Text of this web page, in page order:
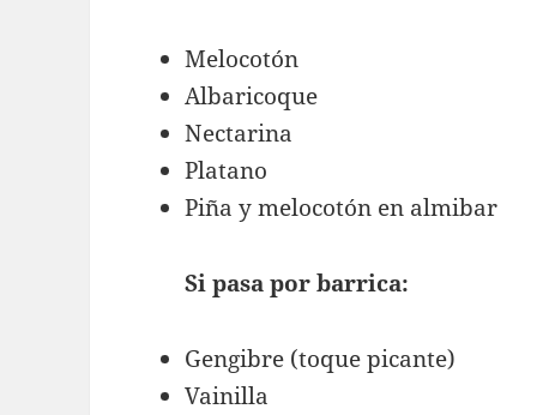
Melocotón
Albaricoque
Nectarina
Platano
Piña y melocotón en almibar
Si pasa por barrica:
Gengibre (toque picante)
Vainilla